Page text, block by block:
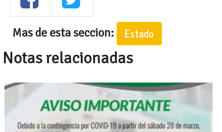
Mas de esta seccion: Estado
Notas relacionadas